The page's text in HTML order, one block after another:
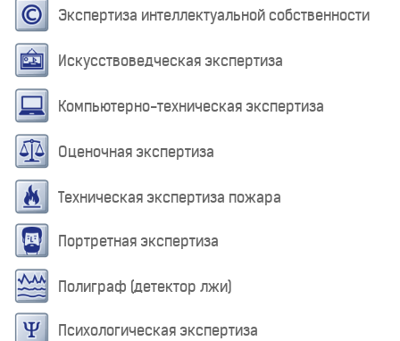
Экспертиза интеллектуальной собственности
Искусствоведческая экспертиза
Компьютерно-техническая экспертиза
Оценочная экспертиза
Техническая экспертиза пожара
Портретная экспертиза
Полиграф (детектор лжи)
Психологическая экспертиза